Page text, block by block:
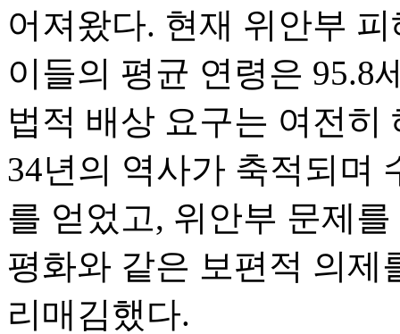
어져왔다. 현재 위안부
이들의 평균 연령은 95.8
법적 배상 요구는 여전히
34년의 역사가 축적되며
를 얻었고, 위안부 문제
평화와 같은 보편적 의제
리매김했다.